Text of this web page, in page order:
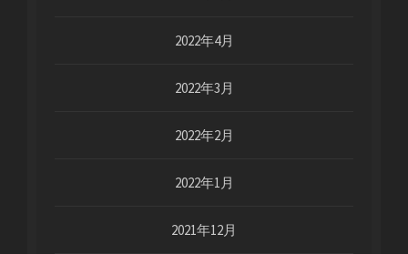
2022年4月
2022年3月
2022年2月
2022年1月
2021年12月